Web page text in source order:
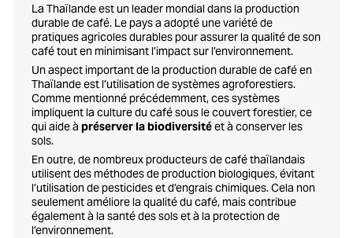
La Thaïlande est un leader mondial dans la production
durable de café. Le pays a adopté une variété de
pratiques agricoles durables pour assurer la qualité de son
café tout en minimisant l’impact sur l’environnement.
Un aspect important de la production durable de café en
Thaïlande est l’utilisation de systèmes agroforestiers.
Comme mentionné précédemment, ces systèmes
impliquent la culture du café sous le couvert forestier, ce
qui aide à préserver la biodiversitéet à conserver les
sols.
En outre, de nombreux producteurs de café thaïlandais
utilisent des méthodes de production biologiques, évitant
l’utilisation de pesticides et d’engrais chimiques. Cela non
seulement améliore la qualité du café, mais contribue
également à la santé des sols et à la protection de
l’environnement.